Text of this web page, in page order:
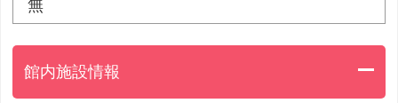
無
館内施設情報